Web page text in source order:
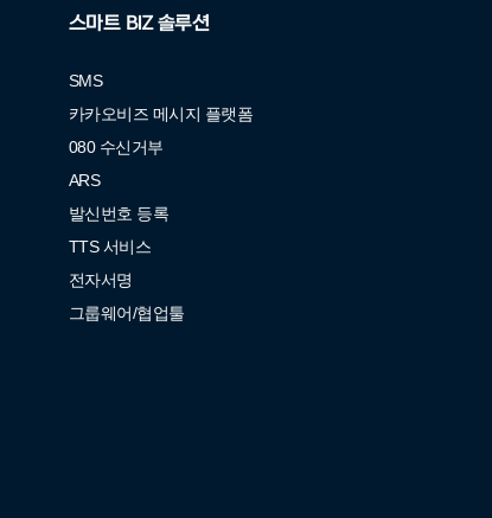
스마트 BIZ 솔루션
SMS
카카오비즈 메시지 플랫폼
080 수신거부
ARS
발신번호 등록
TTS 서비스
전자서명
그룹웨어/협업툴